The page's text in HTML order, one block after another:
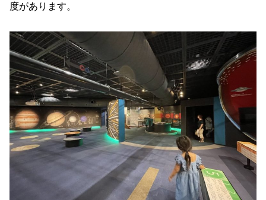
度があります。